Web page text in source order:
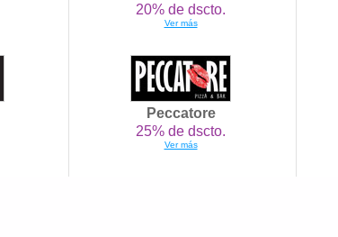
20% de dscto.
Ver más
Peccatore
25% de dscto.
Ver más